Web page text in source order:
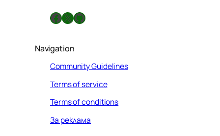
Facebook X GitHub
Navigation
Community Guidelines
Terms of service
Terms of conditions
За реклама